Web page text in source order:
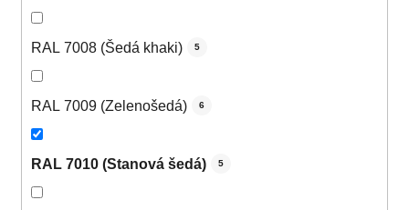
RAL 7008 (Šedá khaki) 5
RAL 7009 (Zelenošedá) 6
RAL 7010 (Stanová šedá) 5